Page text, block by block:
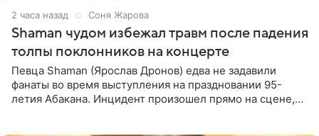
2 часа назад Соня Жарова
Shaman чудом избежал травм после падения
толпы поклонников на концерте
Певца Shaman (Ярослав Дронов) едва не задавили
фанаты во время выступления на праздновании 95-
летия Абакана. Инцидент произошел прямо на сцене,